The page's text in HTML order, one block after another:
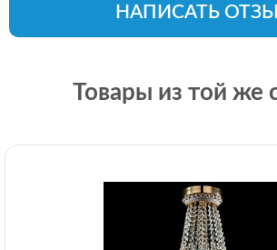
НАПИСАТЬ
Товары из той же